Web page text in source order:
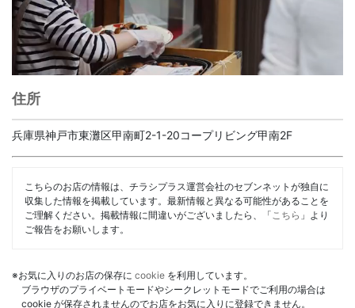
住所
兵庫県神戸市東灘区甲南町2-1-20コープリビング甲南2F
こちらのお店の情報は、チラシプラス運営会社のセブンネットが独自に
収集した情報を掲載しています。最新情報と異なる可能性があることを
ご理解ください。掲載情報に間違いがございましたら、「 こちら 」より
ご報告をお願いします。
※お気に入りのお店の保存に cookie を利用しています。
ブラウザのプライベートモードやシークレットモードでご利用の場合は
cookie が保存されませんのでお店をお気に入りに登録できません。